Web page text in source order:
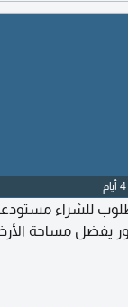
للشراء
مساحة الأرض 20 ألف قدم ميزانية الشراء 12